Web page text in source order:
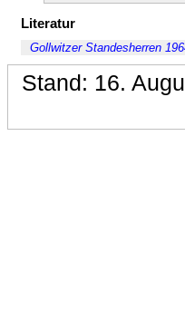
Literatur
Gollwitzer Standesherren
Stand: 16.